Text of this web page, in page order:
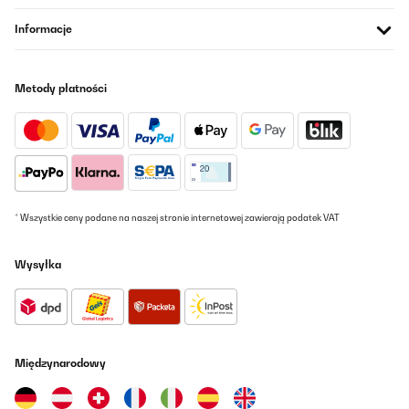
Die Gebrauchsanweisung zum Gerat ist absolut ungenügend.
kriegen wir ja noch eine nachgesandt?
Amazon-Benutzer
Tłumacz
15/07/2023
fortement
Utilisateur d'Amazon
Informacje
Metody płatności
* Wszystkie ceny podane na naszej stronie internetowej zawierają podatek VAT
Wysyłka
Międzynarodowy